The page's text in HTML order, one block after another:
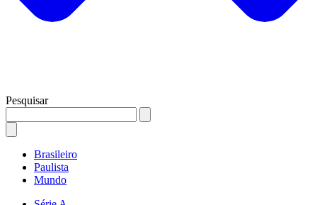
Pesquisar
Brasileiro
Paulista
Mundo